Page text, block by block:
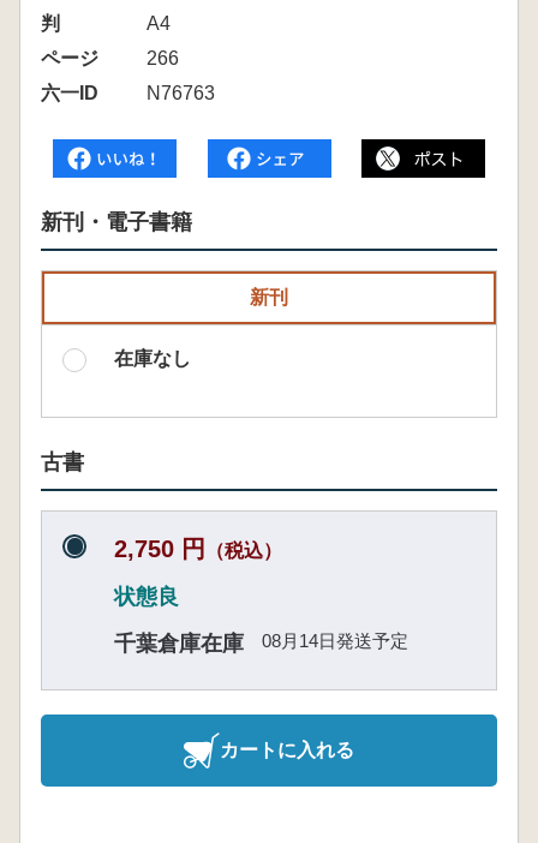
判
A4
ページ
266
六一ID
N76763
新刊・電子書籍
新刊
在庫なし
古書
2,750 円 （税込）
状態良
千葉倉庫在庫
08月14日発送予定
カートに入れる